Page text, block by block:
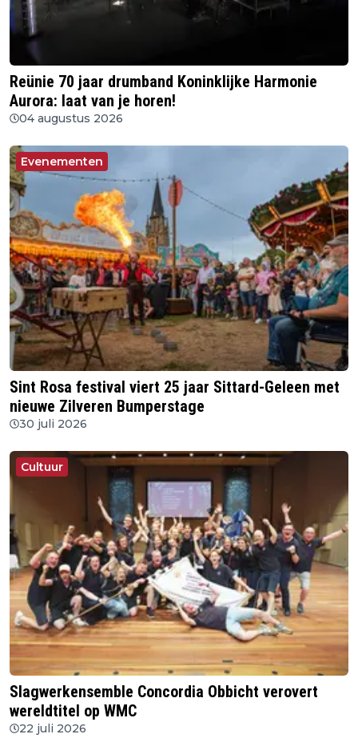
Reünie 70 jaar drumband Koninklijke Harmonie
Aurora: laat van je horen!
04 augustus 2026
Evenementen
Sint Rosa festival viert 25 jaar Sittard-Geleen met
nieuwe Zilveren Bumperstage
30 juli 2026
Cultuur
Slagwerkensemble Concordia Obbicht verovert
wereldtitel op WMC
22 juli 2026